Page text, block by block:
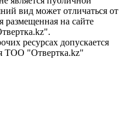
вид может отличаться от
на сайте
ресурсах допускается
ТОО "Отвертка.kz"